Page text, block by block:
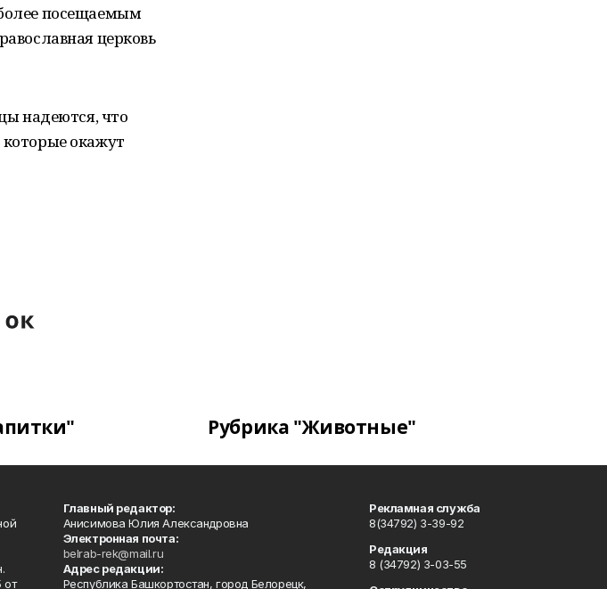
посещаемым
церковь
надеются, что
окажут
Рубрика "Животные"
от
Главный редактор:
Анисимова Юлия Александровна
Электронная почта:
belrab-rek@mail.ru
Адрес редакции:
Республика Башкортостан, город Белорецк,
Рекламная служба
8(34792) 3-39-92
Редакция
8 (34792) 3-03-55